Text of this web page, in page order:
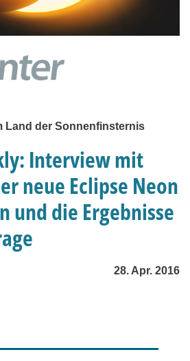
Land der Sonnenfinsternis
Interview mit
neue Eclipse Neon
und die Ergebnisse
28. Apr. 2016